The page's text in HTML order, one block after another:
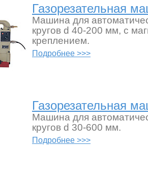
Газорезательная
Машина для
кругов d 40-200 мм, с
креплением.
Подробнее >>>
Газорезательная
Машина для
кругов d 30-600 мм.
Подробнее >>>